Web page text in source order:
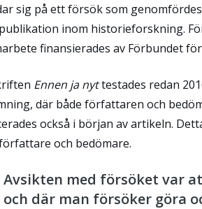
sig på ett försök som
inom historieforskning.
finansierades av Förbundet
Ennen ja nyttestades redan
där både författaren och
också i början av artikeln.
och bedömare.
Avsikten med försöket var
och där man försöker göra